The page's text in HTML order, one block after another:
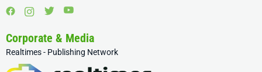
Corporate & Media
Realtimes - Publishing Network